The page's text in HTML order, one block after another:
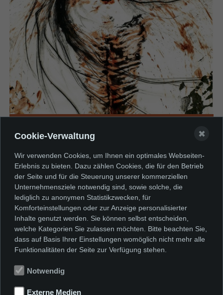
Am Rande des Vulkans
Blut als Material in der Kunst bei
Peter Gilles im Dialog mit Joseph
Beuys, Jenny Holzer, Hermann
Nitsch u.a.
11.7.–31.10.2026
MEHR
Cookie-Verwaltung
Wir verwenden Cookies, um Ihnen ein optimales Webseiten-
Erlebnis zu bieten. Dazu zählen Cookies, die für den Betrieb
der Seite und für die Steuerung unserer kommerziellen
Unternehmensziele notwendig sind, sowie solche, die
lediglich zu anonymen Statistikzwecken, für
Komforteinstellungen oder zur Anzeige personalisierter
Inhalte genutzt werden. Sie können selbst entscheiden,
welche Kategorien Sie zulassen möchten. Bitte beachten Sie,
dass auf Basis Ihrer Einstellungen womöglich nicht mehr alle
Funktionalitäten der Seite zur Verfügung stehen.
Notwendig
Externe Medien
✖